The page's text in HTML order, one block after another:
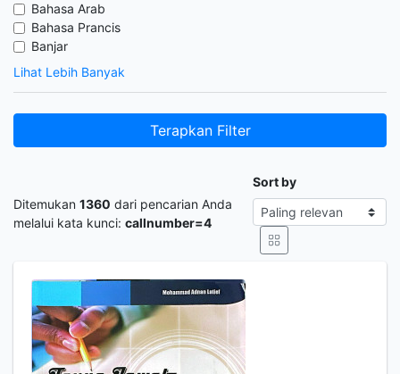
Bahasa Arab
Bahasa Prancis
Banjar
Lihat Lebih Banyak
Terapkan Filter
Ditemukan 1360 dari pencarian Anda
melalui kata kunci: callnumber=4
Sort by